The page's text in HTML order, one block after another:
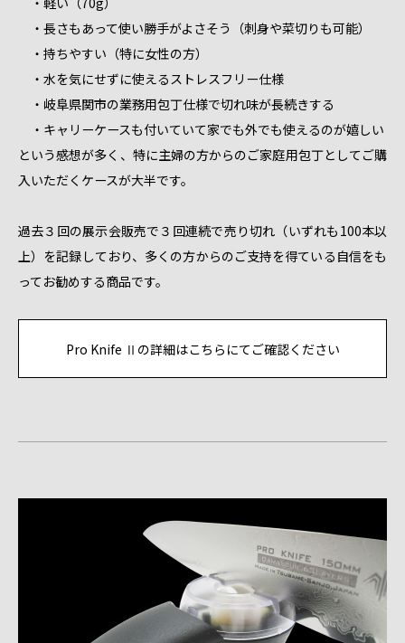
・長さもあって使い勝手がよさそう（刺身や菜切りも可能）
・持ちやすい（特に女性の方）
・水を気にせずに使えるストレスフリー仕様
・岐阜県関市の業務用包丁仕様で切れ味が長続きする
・キャリーケースも付いていて家でも外でも使えるのが嬉しい
という感想が多く、特に主婦の方からのご家庭用包丁としてご購
入いただくケースが大半です。
過去３回の展示会販売で３回連続で売り切れ（いずれも100本以
上）を記録しており、多くの方からのご支持を得ている自信をも
ってお勧めする商品です。
Pro Knife Ⅱの詳細はこちらにてご確認ください